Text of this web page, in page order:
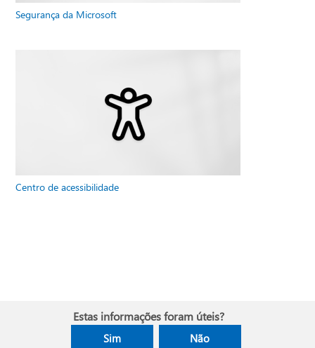
Segurança da Microsoft
Centro de acessibilidade
Estas informações foram úteis?
Sim Não